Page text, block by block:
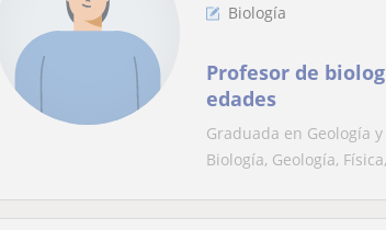
Biología
Profesor de
edades
Graduada en Geología
Biología, Geología,